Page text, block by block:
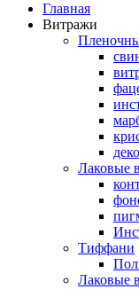
Главная
Витражи
Лаковые
Тиффани
Лаковые